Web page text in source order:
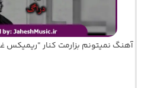
آهنگ نمیتونم بزارمت کنار “ریمیکس